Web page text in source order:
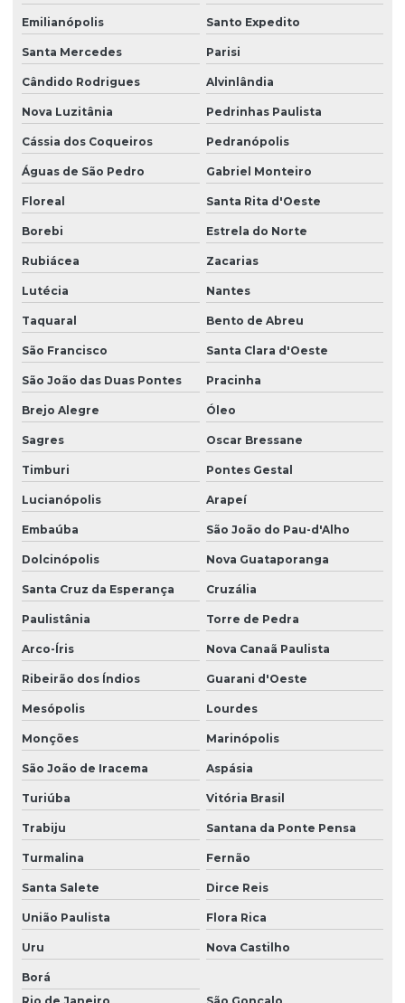
Emilianópolis Santo Expedito
Santa Mercedes Parisi
Cândido Rodrigues Alvinlândia
Nova Luzitânia Pedrinhas Paulista
Cássia dos Coqueiros Pedranópolis
Águas de São Pedro Gabriel Monteiro
Floreal Santa Rita d'Oeste
Borebi Estrela do Norte
Rubiácea Zacarias
Lutécia Nantes
Taquaral Bento de Abreu
São Francisco Santa Clara d'Oeste
São João das Duas Pontes Pracinha
Brejo Alegre Óleo
Sagres Oscar Bressane
Timburi Pontes Gestal
Lucianópolis Arapeí
Embaúba São João do Pau-d'Alho
Dolcinópolis Nova Guataporanga
Santa Cruz da Esperança Cruzália
Paulistânia Torre de Pedra
Arco-Íris Nova Canaã Paulista
Ribeirão dos Índios Guarani d'Oeste
Mesópolis Lourdes
Monções Marinópolis
São João de Iracema Aspásia
Turiúba Vitória Brasil
Trabiju Santana da Ponte Pensa
Turmalina Fernão
Santa Salete Dirce Reis
União Paulista Flora Rica
Uru Nova Castilho
Borá